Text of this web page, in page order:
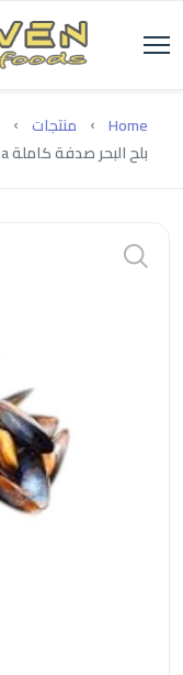
Home منتجات
بلح البحر صدفة كاملة Sea